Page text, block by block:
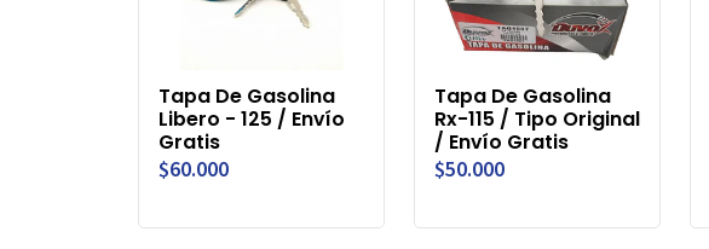
Tapa De Gasolina
Libero - 125 / Envío
Gratis
$60.000
Tapa De Gasolina
Rx-115 / Tipo Original
/ Envío Gratis
$50.000